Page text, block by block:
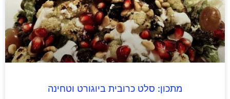
מתכון: סלט כרובית ביוגורט וטחינה